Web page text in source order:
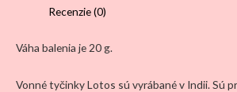
Recenzie (0)
Váha balenia je 20 g.
Vonné tyčinky Lotos sú vyrábané v Indii. Sú